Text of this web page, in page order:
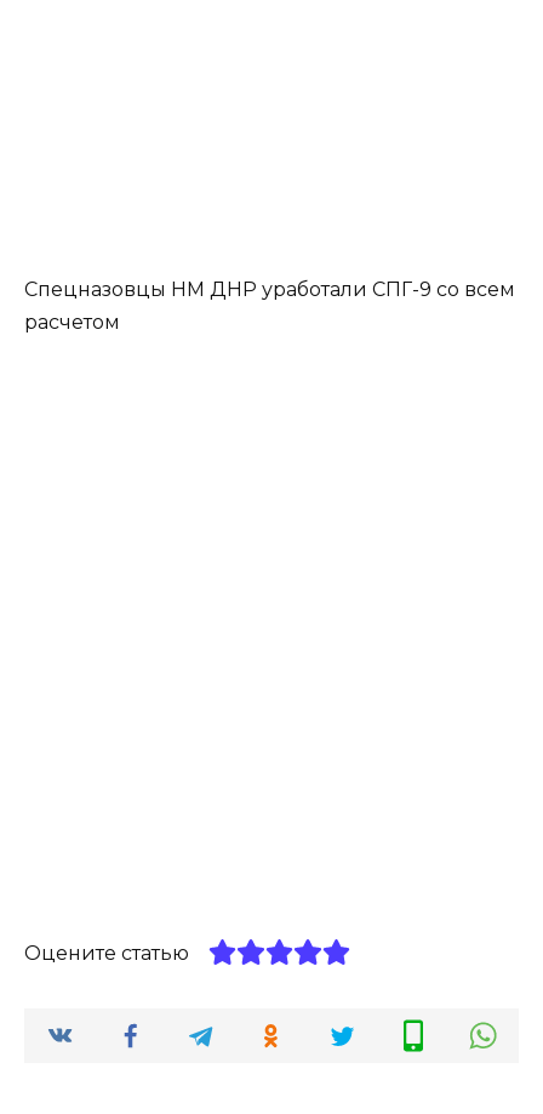
Спецназовцы НМ ДНР уработали СПГ-9 со всем
расчетом
Оцените статью